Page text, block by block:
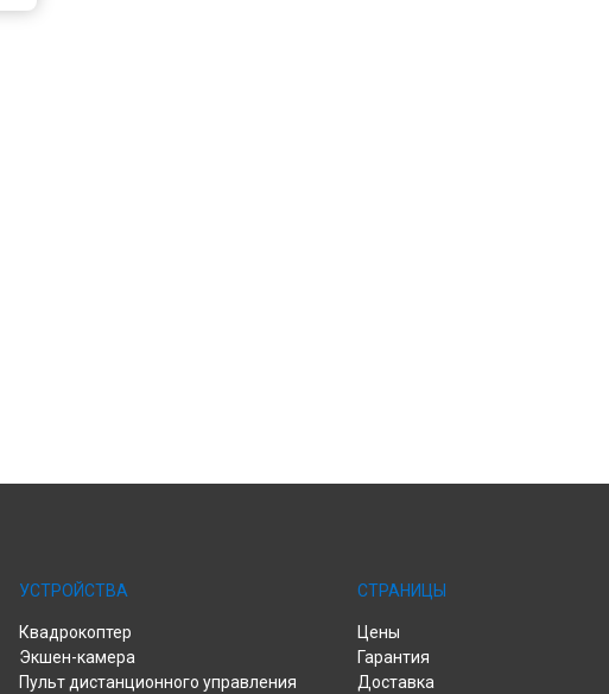
УСТРОЙСТВА
Квадрокоптер
Экшен-камера
Пульт дистанционного управления
СТРАНИЦЫ
Цены
Гарантия
Доставка